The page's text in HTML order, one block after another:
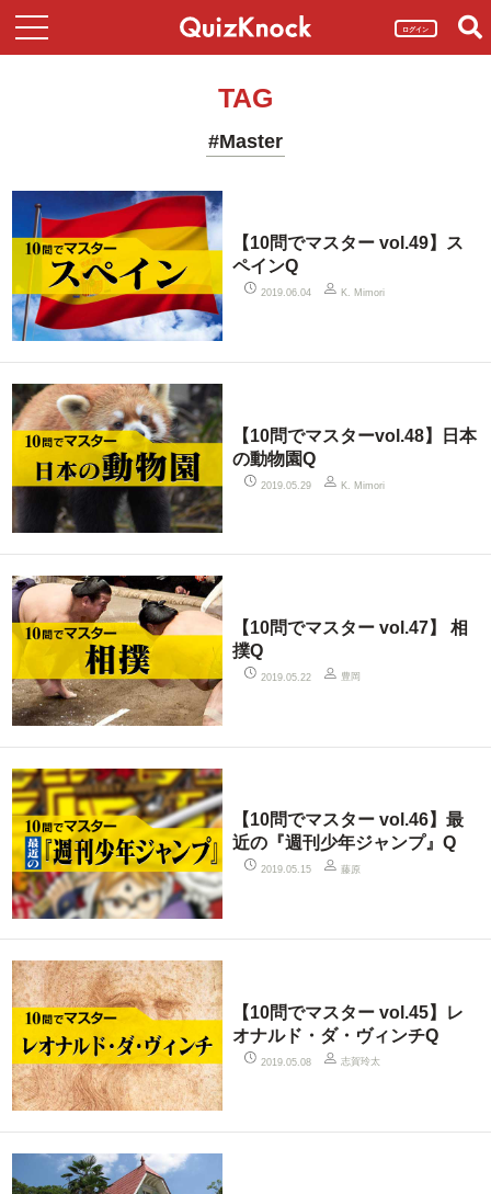
ログイン
TAG
#Master
【10問でマスター vol.49】ス
ペインQ
2019.06.04 K. Mimori
【10問でマスターvol.48】日本
の動物園Q
2019.05.29 K. Mimori
【10問でマスター vol.47】 相
撲Q
2019.05.22 豊岡
【10問でマスター vol.46】最
近の『週刊少年ジャンプ』Q
2019.05.15 藤原
【10問でマスター vol.45】レ
オナルド・ダ・ヴィンチQ
2019.05.08 志賀玲太